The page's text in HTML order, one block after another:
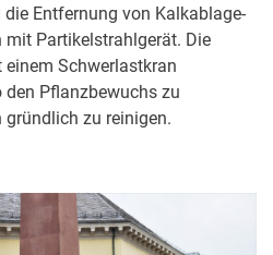
Entfernung von Kalkab­la­ge­
mit Parti­kel­strahl­ge­rät. Die
Schwerlastkran
den Pflanzbewuchs zu
gründlich zu reinigen.